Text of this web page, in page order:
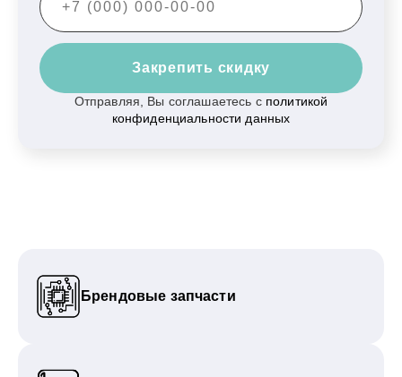
Закрепить скидку
Отправляя, Вы соглашаетесь с политикой
конфиденциальности данных
Брендовые запчасти